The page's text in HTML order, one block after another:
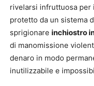
rivelarsi infruttuosa per
protetto da un sistema
sprigionare inchiostro
di manomissione
denaro in modo
inutilizzabile e